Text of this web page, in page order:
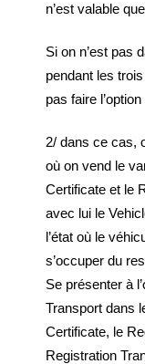
n’est valable
Si on n’est pas
pendant les
pas faire l’option
2/ dans ce cas,
où on vend le
Certificate et le
avec lui le
l’état où le
s’occuper du
Se présenter à
Transport dans
Certificate, le
Registration